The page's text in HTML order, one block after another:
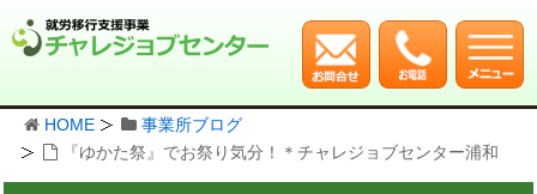
HOME
事業所ブログ
『ゆかた祭』でお祭り気分！＊チャレジョブセンター浦和